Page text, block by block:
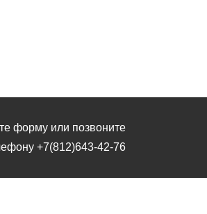
форму или позвоните
+7(812)643-42-76